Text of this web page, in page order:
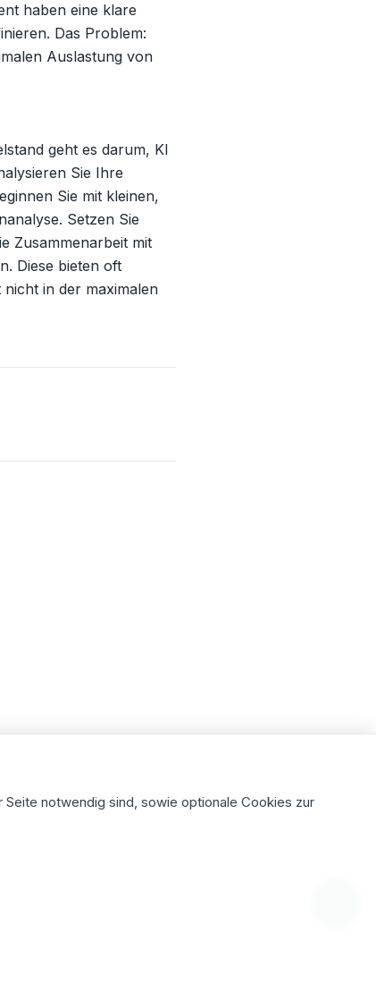
haben eine klare
Das Problem:
Auslastung von
geht es darum, KI
Sie Ihre
Sie mit kleinen,
Setzen Sie
Zusammenarbeit mit
Diese bieten oft
in der maximalen
notwendig sind, sowie optionale Cookies zur